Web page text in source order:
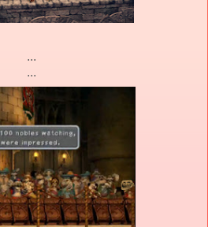
...
...